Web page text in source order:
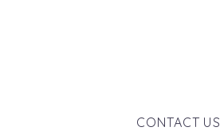
CONTACT US